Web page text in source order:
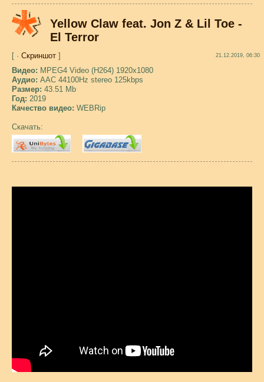
Yellow Claw feat. Jon Z & Lil Toe -
El Terror
[ · Скриншот ] 21.12.2019, 06:30
Видео: MPEG4 Video (H264) 1920x1080
Аудио: AAC 44100Hz stereo 125kbps
Размер: 43.51 Mb
Год: 2019
Качество видео: WEBRip
Скачать: